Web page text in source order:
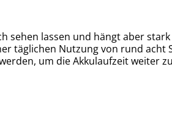
sehen lassen und hängt aber
täglichen Nutzung von rund
um die Akkulaufzeit weiter